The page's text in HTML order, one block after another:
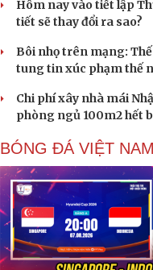
Hôm nay vào tiết lập
tiết sẽ thay đổi ra sao?
Bôi nhọ trên mạng:
tung tin xúc phạm thế
Chi phí xây nhà mái
phòng ngủ 100m2 hết
BÓNG ĐÁ VIỆT NAM